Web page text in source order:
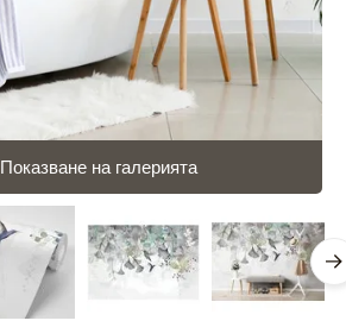
Показване на галерията